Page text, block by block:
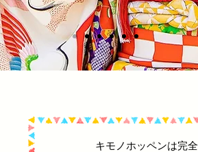
キモノホッペンは完